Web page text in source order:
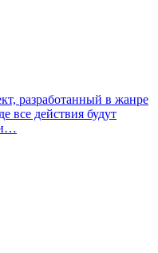
разработанный в жанре
все действия будут